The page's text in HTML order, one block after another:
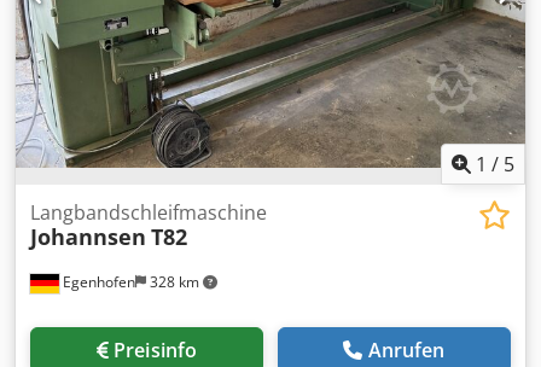
1 / 5
Egenhofen 328 km
Langbandschleifmaschine
Johannsen T82
Preisinfo Anrufen